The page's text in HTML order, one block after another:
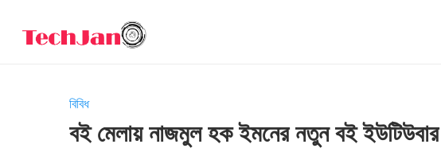
বিবিধ
বই মেলায় নাজমুল হক ইমনের নতুন বই ইউটিউবার